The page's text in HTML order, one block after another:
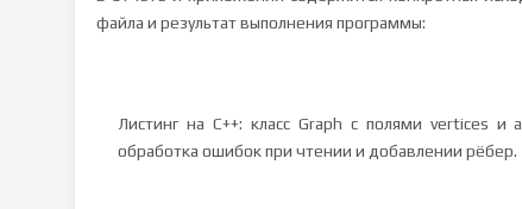
файла и результат выполнения программы:
Листинг на C++: класс Graph с полями vertices
обработка ошибок при чтении и добавлении рёбер.